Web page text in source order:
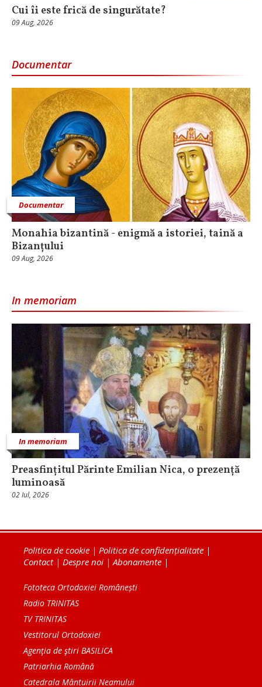
Cui îi este frică de singurătate?
09 Aug, 2026
Documentar
Documentar
Monahia bizantină - enigmă a istoriei, taină a
Bizanțului
09 Aug, 2026
In memoriam
In memoriam
Preasfințitul Părinte Emilian Nica, o prezență
luminoasă
02 Iul, 2026
Politica de cookie | Politica de confidențialitate |
Contact| Despre noi | Abonamente |
Fototeca Ortodoxiei Românești
Radio TRINITAS
TV TRINITAS
Vestitorul Ortodoxiei
Agenţia de ştiri BASILICA
Patriarhia Română
Catedrala Mântuirii Neamului